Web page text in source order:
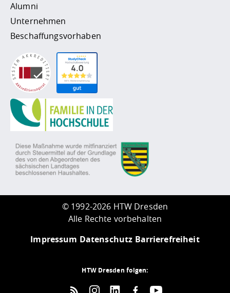
Alumni
Unternehmen
Beschaffungsvorhaben
© 1992-2026 HTW Dresden
Alle Rechte vorbehalten
Impressum Datenschutz Barrierefreiheit
HTW Dresden folgen: